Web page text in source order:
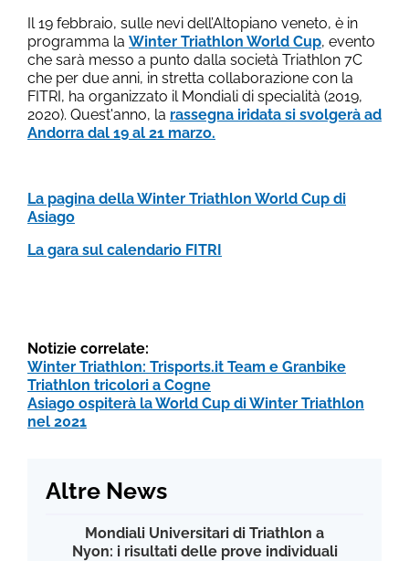
Il 19 febbraio, sulle nevi dell’Altopiano veneto, è in
programma la Winter Triathlon World Cup, evento
che sarà messo a punto dalla società Triathlon 7C
che per due anni, in stretta collaborazione con la
FITRI, ha organizzato il Mondiali di specialità (2019,
2020). Quest'anno, la rassegna iridata si svolgerà ad
Andorra dal 19 al 21 marzo.
La pagina della Winter Triathlon World Cup di
Asiago
La gara sul calendario FITRI
Notizie correlate:
Winter Triathlon: Trisports.it Team e Granbike
Triathlon tricolori a Cogne
Asiago ospiterà la World Cup di Winter Triathlon
nel 2021
Altre News
Mondiali Universitari di Triathlon a
Nyon: i risultati delle prove individuali